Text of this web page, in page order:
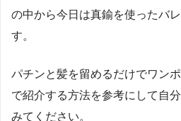
の中から今日は真鍮を使ったバ
す。
パチンと髪を留めるだけでワン
で紹介する方法を参考にして自
みてください。